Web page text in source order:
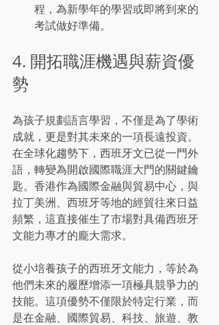
程，為新學年的學習或即將到來的
考試做好準備。
4. 開拓職涯機遇與薪資優
勢
為孩子規劃語言學習，不僅是為了學術
成就，更是對其未來的一項長遠投資。
在全球化趨勢下，西班牙文已從一門外
語，轉變為開啟國際職涯大門的關鍵鑰
匙。香港作為國際金融與貿易中心，與
拉丁美洲、西班牙等地的經貿往來日益
頻繁，這直接催生了市場對具備西班牙
文能力專才的龐大需求。
從小培養孩子的西班牙文能力，等於為
他們未來的履歷增添一項極具競爭力的
技能。這項優勢不僅限於特定行業，而
是在金融、國際貿易、科技、旅遊、教